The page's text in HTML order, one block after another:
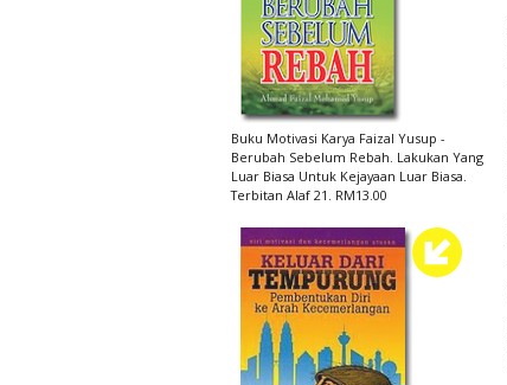
Buku Motivasi Karya Faizal Yusup -
Berubah Sebelum Rebah. Lakukan Yang
Luar Biasa Untuk Kejayaan Luar Biasa.
Terbitan Alaf 21. RM13.00